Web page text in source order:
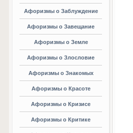
Афоризмы о Заблуждение
Афоризмы о Завещание
Афоризмы о Земле
Афоризмы о Злословие
Афоризмы о Знакомых
Афоризмы о Красоте
Афоризмы о Кризисе
Афоризмы о Критике